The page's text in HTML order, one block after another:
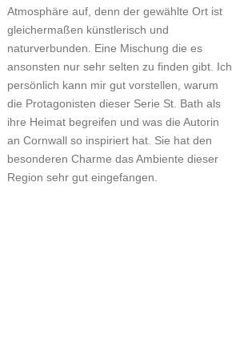
Atmosphäre auf, denn der gewählte Ort ist
gleichermaßen künstlerisch und
naturverbunden. Eine Mischung die es
ansonsten nur sehr selten zu finden gibt. Ich
persönlich kann mir gut vorstellen, warum
die Protagonisten dieser Serie St. Bath als
ihre Heimat begreifen und was die Autorin
an Cornwall so inspiriert hat. Sie hat den
besonderen Charme das Ambiente dieser
Region sehr gut eingefangen.